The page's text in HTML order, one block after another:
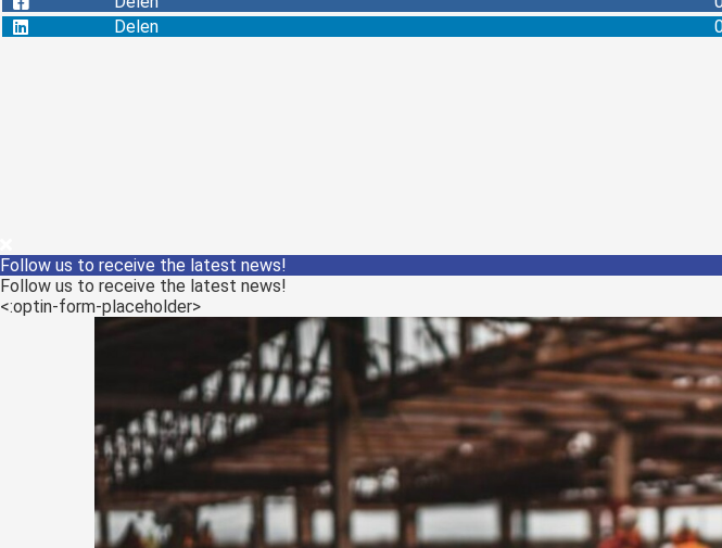
Delen
Follow us to receive the latest news!
Follow us to receive the latest news!
<:optin-form-placeholder>